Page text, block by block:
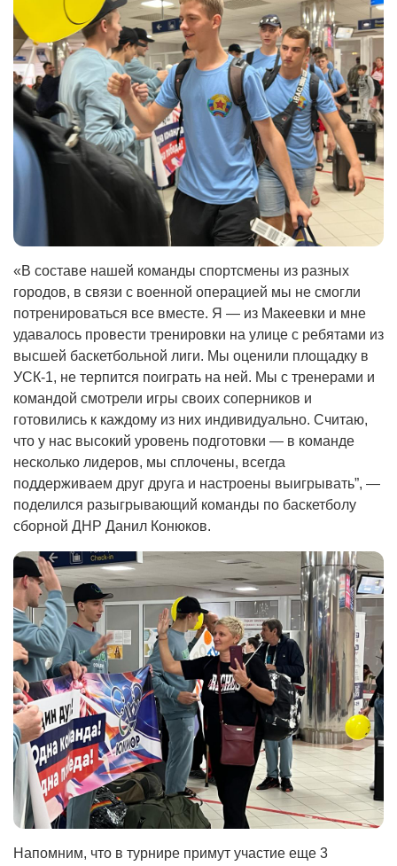
«В составе нашей команды спортсмены из разных
городов, в связи с военной операцией мы не смогли
потренироваться все вместе. Я — из Макеевки и мне
удавалось провести тренировки на улице с ребятами из
высшей баскетбольной лиги. Мы оценили площадку в
УСК-1, не терпится поиграть на ней. Мы с тренерами и
командой смотрели игры своих соперников и
готовились к каждому из них индивидуально. Считаю,
что у нас высокий уровень подготовки — в команде
несколько лидеров, мы сплочены, всегда
поддерживаем друг друга и настроены выигрывать”, —
поделился разыгрывающий команды по баскетболу
сборной ДНР Данил Конюков.
Напомним, что в турнире примут участие еще 3